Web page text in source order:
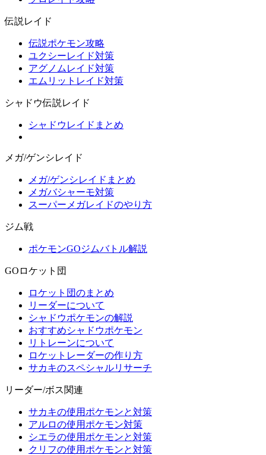
伝説レイド
伝説ポケモン攻略
ユクシーレイド対策
アグノムレイド対策
エムリットレイド対策
シャドウ伝説レイド
シャドウレイドまとめ
メガ/ゲンシレイド
メガ/ゲンシレイドまとめ
メガバシャーモ対策
スーパーメガレイドのやり方
ジム戦
ポケモンGOジムバトル解説
GOロケット団
ロケット団のまとめ
リーダーについて
シャドウポケモンの解説
おすすめシャドウポケモン
リトレーンについて
ロケットレーダーの作り方
サカキのスペシャルリサーチ
リーダー/ボス関連
サカキの使用ポケモンと対策
アルロの使用ポケモン対策
シエラの使用ポケモンと対策
クリフの使用ポケモンと対策